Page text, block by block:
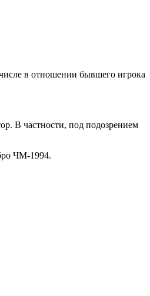
в отношении бывшего игрока
В частности, под подозрением
ЧМ-1994.